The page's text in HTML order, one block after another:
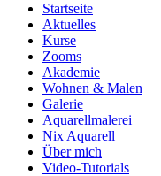
Startseite
Aktuelles
Kurse
Zooms
Akademie
Wohnen & Malen
Galerie
Aquarellmalerei
Nix Aquarell
Über mich
Video-Tutorials